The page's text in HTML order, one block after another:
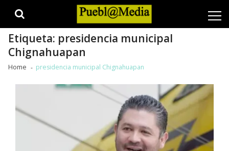
Etiqueta: presidencia municipal
Chignahuapan
Home presidencia municipal Chignahuapan